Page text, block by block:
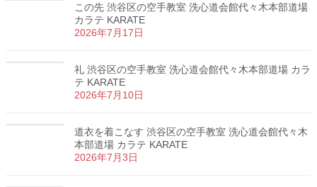
この先 渋谷区の空手教室 洗心道会館代々木本部道場
カラテ KARATE
2026年7月17日
礼 渋谷区の空手教室 洗心道会館代々木本部道場 カラ
テ KARATE
2026年7月10日
道衣を着こなす 渋谷区の空手教室 洗心道会館代々木
本部道場 カラテ KARATE
2026年7月3日